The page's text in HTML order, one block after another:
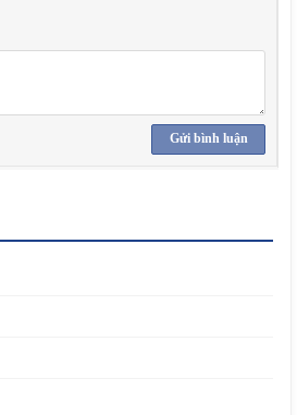
Gửi bình luận